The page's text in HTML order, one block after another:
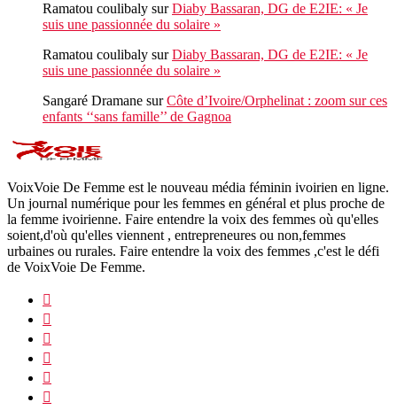
Ramatou coulibaly surDiaby Bassaran, DG de E2IE: « Je
suis une passionnée du solaire »
Ramatou coulibaly surDiaby Bassaran, DG de E2IE: « Je
suis une passionnée du solaire »
Sangaré Dramane surCôte d’Ivoire/Orphelinat : zoom sur ces
enfants ‘‘sans famille’’ de Gagnoa
VoixVoie De Femme est le nouveau média féminin ivoirien en ligne.
Un journal numérique pour les femmes en général et plus proche de
la femme ivoirienne. Faire entendre la voix des femmes où qu'elles
soient,d'où qu'elles viennent , entrepreneures ou non,femmes
urbaines ou rurales. Faire entendre la voix des femmes ,c'est le défi
de VoixVoie De Femme.